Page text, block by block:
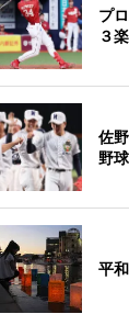
プ
３
佐
野球
平